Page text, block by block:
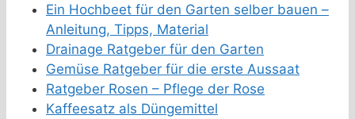
Ein Hochbeet für den Garten selber bauen –
Anleitung, Tipps, Material
Drainage Ratgeber für den Garten
Gemüse Ratgeber für die erste Aussaat
Ratgeber Rosen – Pflege der Rose
Kaffeesatz als Düngemittel